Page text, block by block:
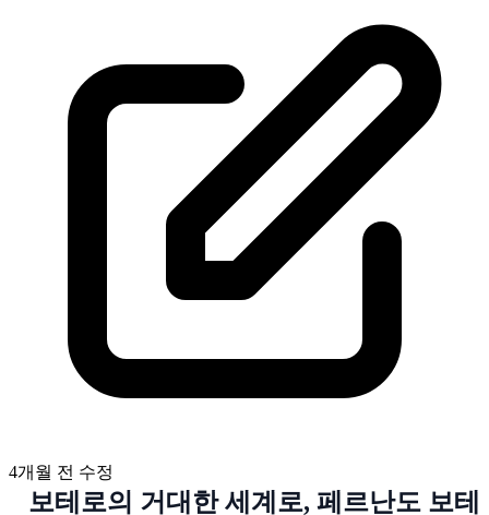
4개월 전 수정
보테로의 거대한 세계로, 페르난도 보테